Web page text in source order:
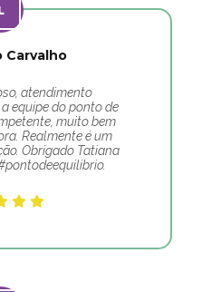
Carvalho
atendimento
equipe do ponto de
muito bem
Realmente é um
Obrigado Tatiana